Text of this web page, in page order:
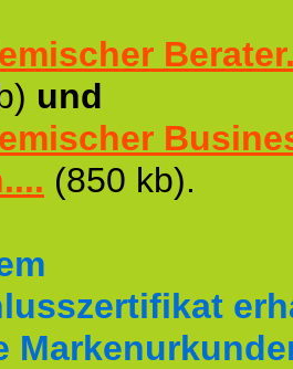
und
(850 kb).